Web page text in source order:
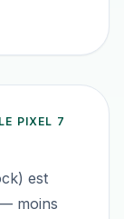
PIXEL 7
est
moins